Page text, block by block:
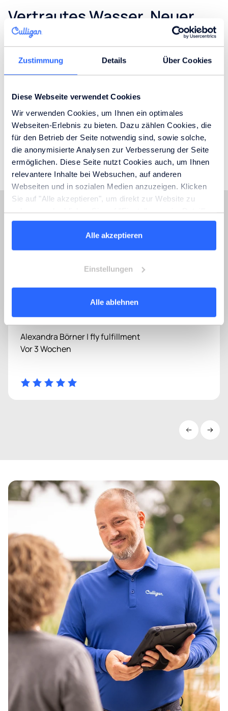
Zustimmung Details Über Cookies
Diese Webseite verwendet Cookies
Wir verwenden Cookies, um Ihnen ein optimales
Webseiten-Erlebnis zu bieten. Dazu zählen Cookies, die
für den Betrieb der Seite notwendig sind, sowie solche,
die anonymisierte Analysen zur Verbesserung der Seite
ermöglichen. Diese Seite nutzt Cookies auch, um Ihnen
relevantere Inhalte bei Websuchen, auf anderen
Webseiten und in sozialen Medien anzuzeigen. Klicken
Sie auf "Alle akzeptieren", um direkt zur Website zu
um detaillierte Beschreibungen der eingesetzten Cookies
anzuzeigen und zu verwalten. Weitere Informationen
finden Sie auf der Seite
Alle akzeptieren
Einstellungen
Alle ablehnen
Vertrautes Wasser. Neuer
Name.
Revos Wasser ist weiterhin in gewohnter Qualität
Trinkwasser. Für Sie ändert sich nichts an der Reinheit,
dem Geschmack und der hochwertigen Aufbereitung
unseres Wassers.
Wasser bestellen
Das sagen unsere Kunden
Super, einfach & schnell -problemlose Bestellung,
Alexandra Börner | fly fulfillment
Vor 3 Wochen